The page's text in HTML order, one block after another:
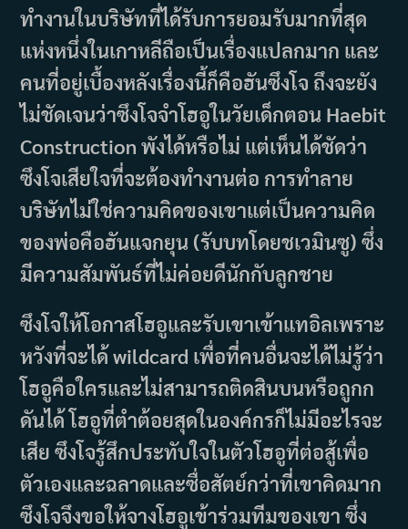
ทำงานในบริษัทที่ได้รับการยอมรับมากที่สุด
แห่งหนึ่งในเกาหลีถือเป็นเรื่องแปลกมาก และ
คนที่อยู่เบื้องหลังเรื่องนี้ก็คือฮันซึงโจ ถึงจะยัง
ไม่ชัดเจนว่าซึงโจจำโฮอูในวัยเด็กตอน Haebit
Construction พังได้หรือไม่ แต่เห็นได้ชัดว่า
ซึงโจเสียใจที่จะต้องทำงานต่อ การทำลาย
บริษัทไม่ใช่ความคิดของเขาแต่เป็นความคิด
ของพ่อคือฮันแจกยุน (รับบทโดยชเวมินซู) ซึ่ง
มีความสัมพันธ์ที่ไม่ค่อยดีนักกับลูกชาย
ซึงโจให้โอกาสโฮอูและรับเขาเข้าแทอิลเพราะ
หวังที่จะได้ wildcard เพื่อที่คนอื่นจะได้ไม่รู้ว่า
โฮอูคือใครและไม่สามารถติดสินบนหรือถูกก
ดันได้ โฮอูที่ตำต้อยสุดในองค์กรก็ไม่มีอะไรจะ
เสีย ซึงโจรู้สึกประทับใจในตัวโฮอูที่ต่อสู้เพื่อ
ตัวเองและฉลาดและซื่อสัตย์กว่าที่เขาคิดมาก
ซึงโจจึงขอให้จางโฮอูเข้าร่วมทีมของเขา ซึ่ง